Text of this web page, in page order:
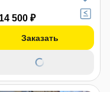
500 ₽
Заказать